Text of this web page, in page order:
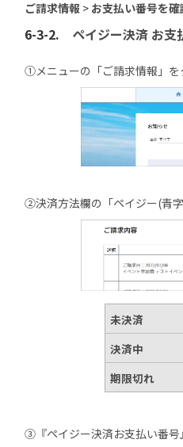
ご請求情報 > お支払い番号を確
ペイジー決済 お支
①メニューの「ご請求情報」を
②決済方法欄の「ペイジー(青字
未決済
決済中
期限切れ
③『ペイジー決済お支払い番号